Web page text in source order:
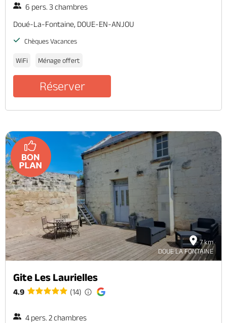
6 pers. 3 chambres
Doué-La-Fontaine, DOUE-EN-ANJOU
Chèques Vacances
WiFi Ménage offert
Réserver
7 km
DOUE LA FONTAINE
Gite Les Laurielles
4.9 (14)
4 pers. 2 chambres